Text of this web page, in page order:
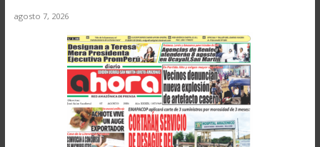
agosto 7, 2026